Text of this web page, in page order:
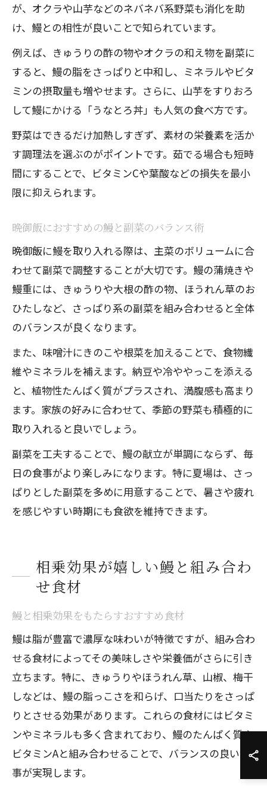
が、オクラや山芋などのネバネバ系野菜も消化を助
け、鰻との相性が良いことで知られています。
例えば、きゅうりの酢の物やオクラの和え物を副菜に
すると、鰻の脂をさっぱりと中和し、ミネラルやビタ
ミンの摂取量も増やせます。さらに、山芋をすりおろ
して鰻にかける「うなとろ丼」も人気の食べ方です。
野菜はできるだけ加熱しすぎず、素材の栄養素を活か
す調理法を選ぶのがポイントです。茹でる場合も短時
間にすることで、ビタミンCや葉酸などの損失を最小
限に抑えられます。
晩御飯におすすめの鰻と副菜のバランス術
晩御飯に鰻を取り入れる際は、主菜のボリュームに合
わせて副菜で調整することが大切です。鰻の蒲焼きや
鰻重には、きゅうりや大根の酢の物、ほうれん草のお
ひたしなど、さっぱり系の副菜を組み合わせると全体
のバランスが良くなります。
また、味噌汁にきのこや根菜を加えることで、食物繊
維やミネラルを補えます。納豆や冷ややっこを添える
と、植物性たんぱく質がプラスされ、満腹感も高まり
ます。家族の好みに合わせて、季節の野菜も積極的に
取り入れると良いでしょう。
副菜を工夫することで、鰻の献立が単調にならず、毎
日の食事がより楽しみになります。特に夏場は、さっ
ぱりとした副菜を多めに用意することで、暑さや疲れ
を感じやすい時期にも食欲を維持できます。
相乗効果が嬉しい鰻と組み合わ
せ食材
鰻と相乗効果をもたらすおすすめ食材
鰻は脂が豊富で濃厚な味わいが特徴ですが、組み合わ
せる食材によってその美味しさや栄養価がさらに引き
立ちます。特に、きゅうりやほうれん草、山椒、梅干
しなどは、鰻の脂っこさを和らげ、口当たりをさっぱ
りとさせる効果があります。これらの食材にはビタミ
ンやミネラルも多く含まれており、鰻のたんぱく質や
ビタミンAと組み合わせることで、バランスの良い食
事が実現します。